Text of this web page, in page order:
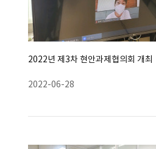
2022년 제3차 현안과제협의회 개최
2022-06-28